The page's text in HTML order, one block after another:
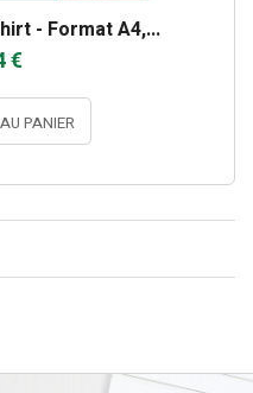
- Format A4,...
€
PANIER